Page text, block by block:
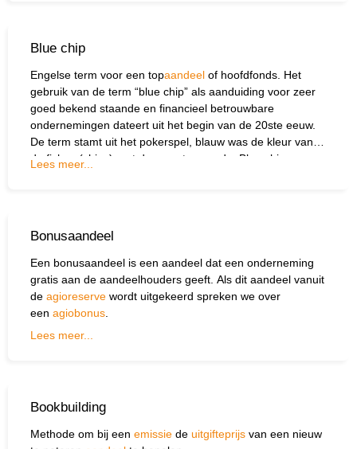
Blue chip
Engelse term voor een topaandeel of hoofdfonds. Het
gebruik van de term “blue chip” als aanduiding voor zeer
goed bekend staande en financieel betrouwbare
ondernemingen dateert uit het begin van de 20ste eeuw.
De term stamt uit het pokerspel, blauw was de kleur van
de fiches (chips) met de meeste waarde. Blue chip
Lees meer...
Bonusaandeel
Een bonusaandeel is een aandeel dat een onderneming
gratis aan de aandeelhouders geeft. Als dit aandeel vanuit
de agioreserve wordt uitgekeerd spreken we over
een agiobonus
Lees meer...
Bookbuilding
Methode om bij een emissie de uitgifteprijs van een nieuw